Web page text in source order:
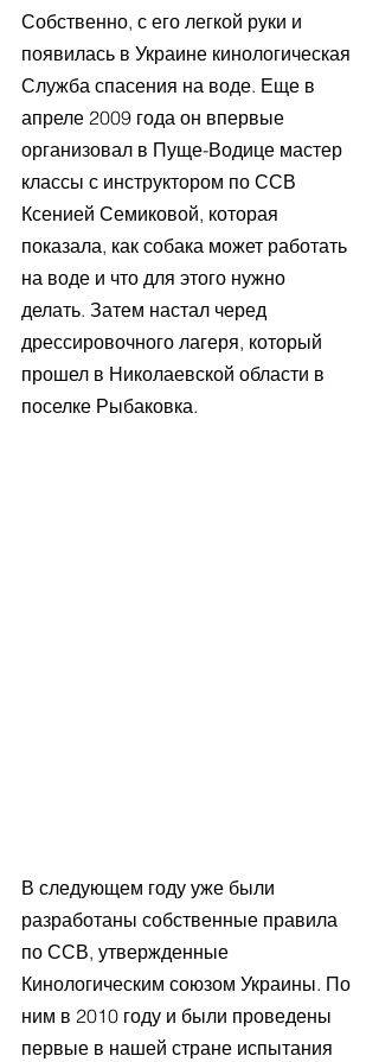
Собственно, с его легкой руки и
появилась в Украине кинологическая
Служба спасения на воде. Еще в
апреле 2009 года он впервые
организовал в Пуще-Водице мастер
классы с инструктором по ССВ
Ксенией Семиковой, которая
показала, как собака может работать
на воде и что для этого нужно
делать. Затем настал черед
дрессировочного лагеря, который
прошел в Николаевской области в
поселке Рыбаковка.
В следующем году уже были
разработаны собственные правила
по ССВ, утвержденные
Кинологическим союзом Украины. По
ним в 2010 году и были проведены
первые в нашей стране испытания